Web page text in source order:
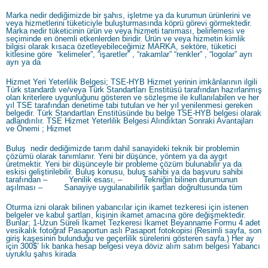
Marka nedir dediğimizde bir şahıs, işletme ya da kurumun ürünlerini ve
veya hizmetlerini tüketiciyle buluşturmasında köprü görevi görmektedir.
Marka nedir tüketicinin ürün ve veya hizmeti tanıması, belirlemesi ve
seçiminde en önemli etkenlerden biridir. Ürün ve veya hizmetin kimlik
bilgisi olarak kısaca özetleyebileceğimiz MARKA, sektöre, tüketici
kitlesine göre “kelimeler”, “işaretler” , “rakamlar” “renkler” , “logolar” ayrı
ayrı ya da
Hizmet Yeri Yeterlilik Belgesi; TSE-HYB Hizmet yerinin imkânlarının ilgili
Türk standardı ve/veya Türk Standartları Enstitüsü tarafından hazırlanmış
olan kriterlere uygunluğunu gösteren ve sözleşme ile kullanılabilen ve her
yıl TSE tarafından denetime tabi tutulan ve her yıl yenilenmesi gereken
belgedir. Türk Standartları Enstitüsünde bu belge TSE-HYB belgesi olarak
adlandırılır. TSE Hizmet Yeterlilik Belgesi Alındıktan Sonraki Avantajları
ve Önemi ; Hizmet
Buluş nedir dediğimizde tarım dahil sanayideki teknik bir problemin
çözümü olarak tanımlanır. Yeni bir düşünce, yöntem ya da aygıt
üretmektir. Yeni bir düşünceyle bir probleme çözüm bulunabilir ya da
eskisi geliştirilebilir. Buluş konusu, buluş sahibi ya da başvuru sahibi
tarafından – Yenilik esası, – Tekniğin bilinen durumunun
aşılması – Sanayiye uygulanabilirlik şartları doğrultusunda tüm
Oturma izni olarak bilinen yabancılar için ikamet tezkeresi için istenen
belgeler ve kabul şartları, kişinin ikamet amacına göre değişmektedir.
Bunlar; 1-Uzun Süreli İkamet Tezkeresi İkamet Beyanname Formu 4 adet
vesikalık fotoğraf Pasaportun aslı Pasaport fotokopisi (Resimli sayfa, son
giriş kaşesinin bulunduğu ve geçerlilik sürelerini gösteren sayfa.) Her ay
için 300$’ lık banka hesap belgesi veya döviz alım satım belgesi Yabancı
uyruklu şahıs kirada